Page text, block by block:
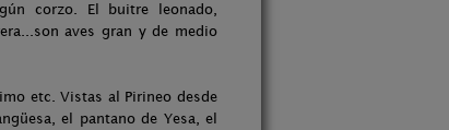
corzo. El buitre leonado,
aves gran y de medio
etc. Vistas al Pirineo desde
el pantano de Yesa, el